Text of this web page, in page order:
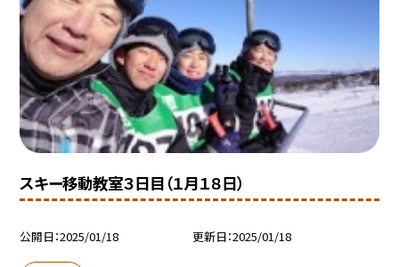
スキー移動教室３日目（１月１８日）
公開日 2025/01/18 更新日 2025/01/18